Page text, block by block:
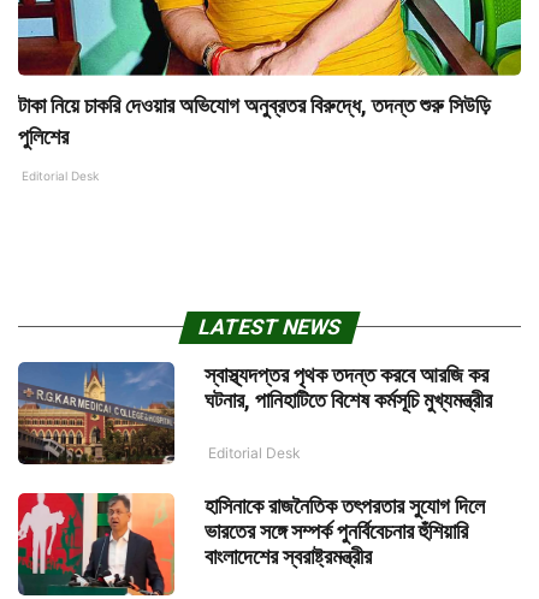
টাকা নিয়ে চাকরি দেওয়ার অভিযোগ অনুব্রতর বিরুদ্ধে, তদন্ত শুরু সিউড়ি
পুলিশের
Editorial Desk
LATEST NEWS
স্বাস্থ্যদপ্তর পৃথক তদন্ত করবে আরজি কর
ঘটনার, পানিহাটিতে বিশেষ কর্মসূচি মুখ্যমন্ত্রীর
Editorial Desk
হাসিনাকে রাজনৈতিক তৎপরতার সুযোগ দিলে
ভারতের সঙ্গে সম্পর্ক পুনর্বিবেচনার হুঁশিয়ারি
বাংলাদেশের স্বরাষ্ট্রমন্ত্রীর